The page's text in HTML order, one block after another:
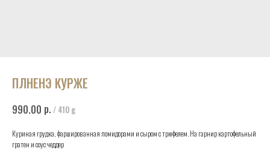
ПЛНЕНЭ КУРЖЕ
990.00 р./ 410 g
Куриная грудка, фаршированная помидорами и сыром с трюфелем. На гарнир картофельный
гратен и соус чеддер